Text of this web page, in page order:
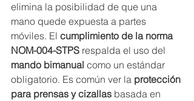
elimina la posibilidad de que una
mano quede expuesta a partes
móviles. El cumplimiento de la norma
NOM-004-STPS respalda el uso del
mando bimanual como un estándar
obligatorio. Es común ver la protección
para prensas y cizallas basada en